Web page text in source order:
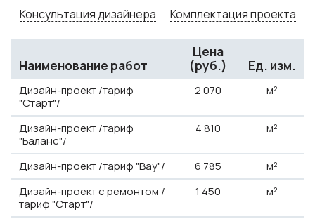
Консультация дизайнера
Комплектация проекта
Наименование работ
Цена
(руб.)
Ед. изм.
Дизайн-проект /тариф
"Старт"/
2070 м²
Дизайн-проект /тариф
"Баланс"/
4810 м²
Дизайн-проект /тариф "Вау"/ 6 785
м²
Дизайн-проект с ремонтом /
тариф "Старт"/
1 450 м²